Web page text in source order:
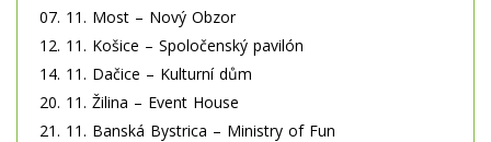
07. 11. Most – Nový Obzor
12. 11. Košice – Spoločenský pavilón
14. 11. Dačice – Kulturní dům
20. 11. Žilina – Event House
21. 11. Banská Bystrica – Ministry of Fun